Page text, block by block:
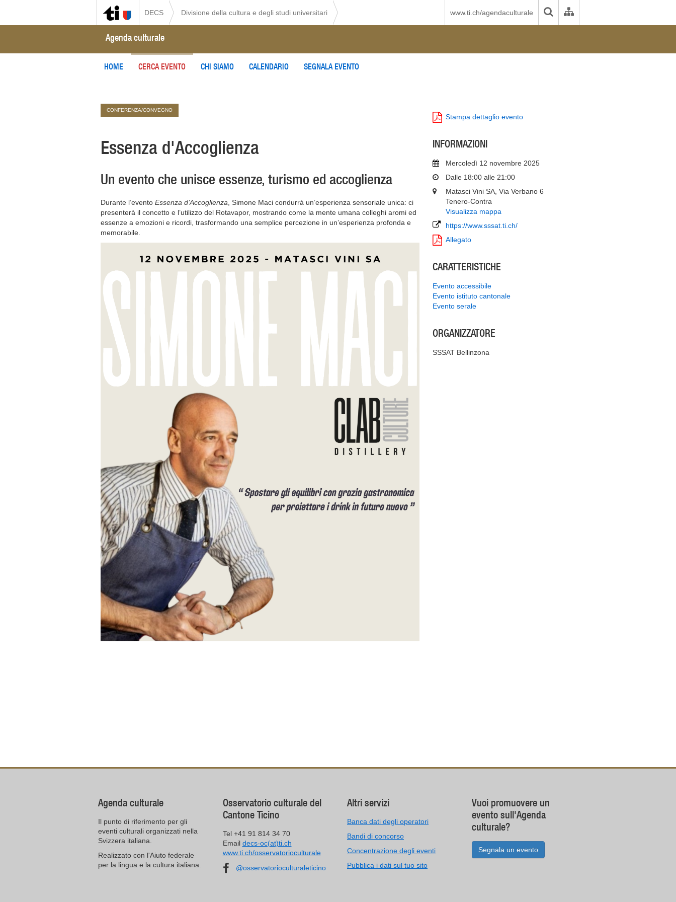
DECS Divisione della cultura e degli studi universitari www.ti.ch/agendaculturale
Agenda culturale
HOME CERCA EVENTO CHI SIAMO CALENDARIO SEGNALA EVENTO
CONFERENZA/CONVEGNO
Essenza d'Accoglienza
Un evento che unisce essenze, turismo ed accoglienza
Durante l’evento Essenza d’Accoglienza , Simone Maci condurrà un’esperienza sensoriale unica: ci
presenterà il concetto e l’utilizzo del Rotavapor, mostrando come la mente umana colleghi aromi ed
essenze a emozioni e ricordi, trasformando una semplice percezione in un’esperienza profonda e
memorabile.
Stampa dettaglio evento
INFORMAZIONI
Mercoledì 12 novembre 2025
Dalle 18:00 alle 21:00
Matasci Vini SA, Via Verbano 6
Tenero-Contra
Visualizza mappa
https://www.sssat.ti.ch/
Allegato
CARATTERISTICHE
Evento accessibile
Evento istituto cantonale
Evento serale
ORGANIZZATORE
SSSAT Bellinzona
Agenda culturale
Il punto di riferimento per gli
eventi culturali organizzati nella
Svizzera italiana.
Realizzato con l'Aiuto federale
per la lingua e la cultura italiana.
Osservatorio culturale del
Cantone Ticino
Tel +41 91 814 34 70
Email decs-oc(at)ti.ch
www.ti.ch/osservatorioculturale
@osservatorioculturaleticino
Altri servizi
Banca dati degli operatori
Bandi di concorso
Concentrazione degli eventi
Pubblica i dati sul tuo sito
Vuoi promuovere un
evento sull'Agenda
culturale?
Segnala un evento